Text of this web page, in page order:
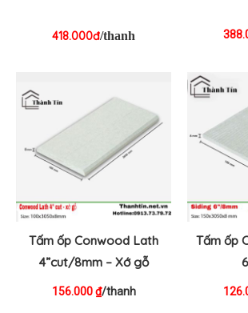
418.000đ/thanh
Tấm ốp Conwood Lath
4”cut/8mm – Xớ gỗ
156.000₫/thanh
Tấm ốp